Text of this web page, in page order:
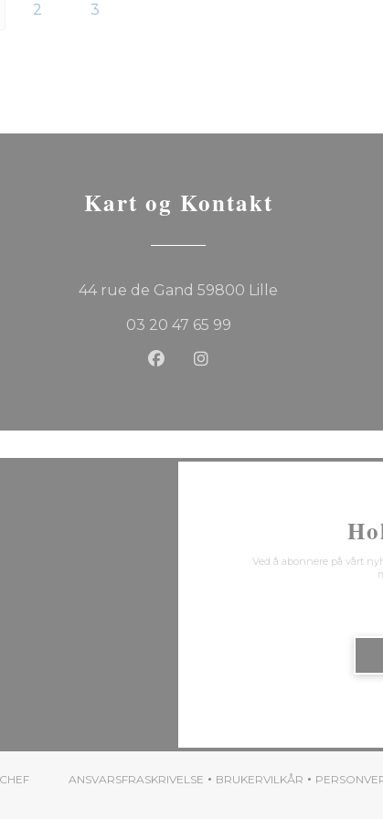
2 3
Kart og Kontakt
44 rue de Gand 59800 Lille
03 20 47 65 99
Facebook ((åpner i et nytt
Instagram ((åpner i et
Ved å abonnere på vårt
((ÅPNER I ET NYTT VINDU))
ANSVARSFRASKRIVELSE
((ÅPNER I ET NYTT VINDU))
BRUKERVILKÅR
((ÅPNER I ET NYTT